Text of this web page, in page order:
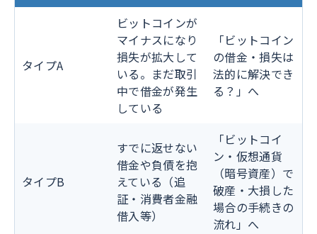
タイプA
ビットコインが
マイナスになり
損失が拡大して
いる。まだ取引
中で借金が発生
している
「ビットコイン
の借金・損失は
法的に解決でき
る？」へ
タイプB
すでに返せない
借金や負債を抱
えている（追
証・消費者金融
借入等）
「ビットコイ
ン・仮想通貨
（暗号資産）で
破産・大損した
場合の手続きの
流れ」へ